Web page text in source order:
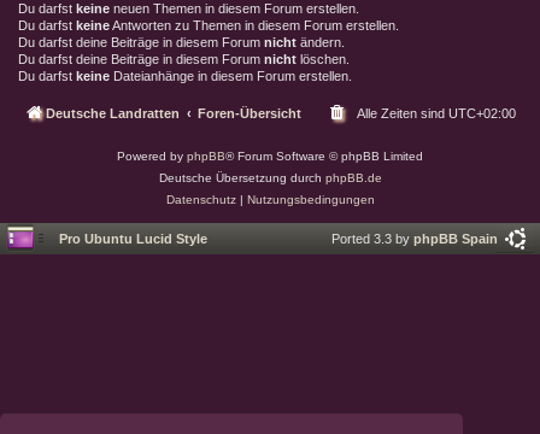
Du darfst keine neuen Themen in diesem Forum erstellen.
Du darfst keineAntworten zu Themen in diesem Forum erstellen.
Du darfst deine Beiträge in diesem Forum nicht ändern.
Du darfst deine Beiträge in diesem Forum nicht löschen.
Du darfst keine Dateianhänge in diesem Forum erstellen.
Deutsche Landratten Foren-Übersicht Alle Zeiten sind UTC+02:00
Powered by phpBB® Forum Software © phpBB Limited
Deutsche Übersetzung durch phpBB.de
Datenschutz| Nutzungsbedingungen
Pro Ubuntu Lucid Style Ported 3.3 by phpBB Spain